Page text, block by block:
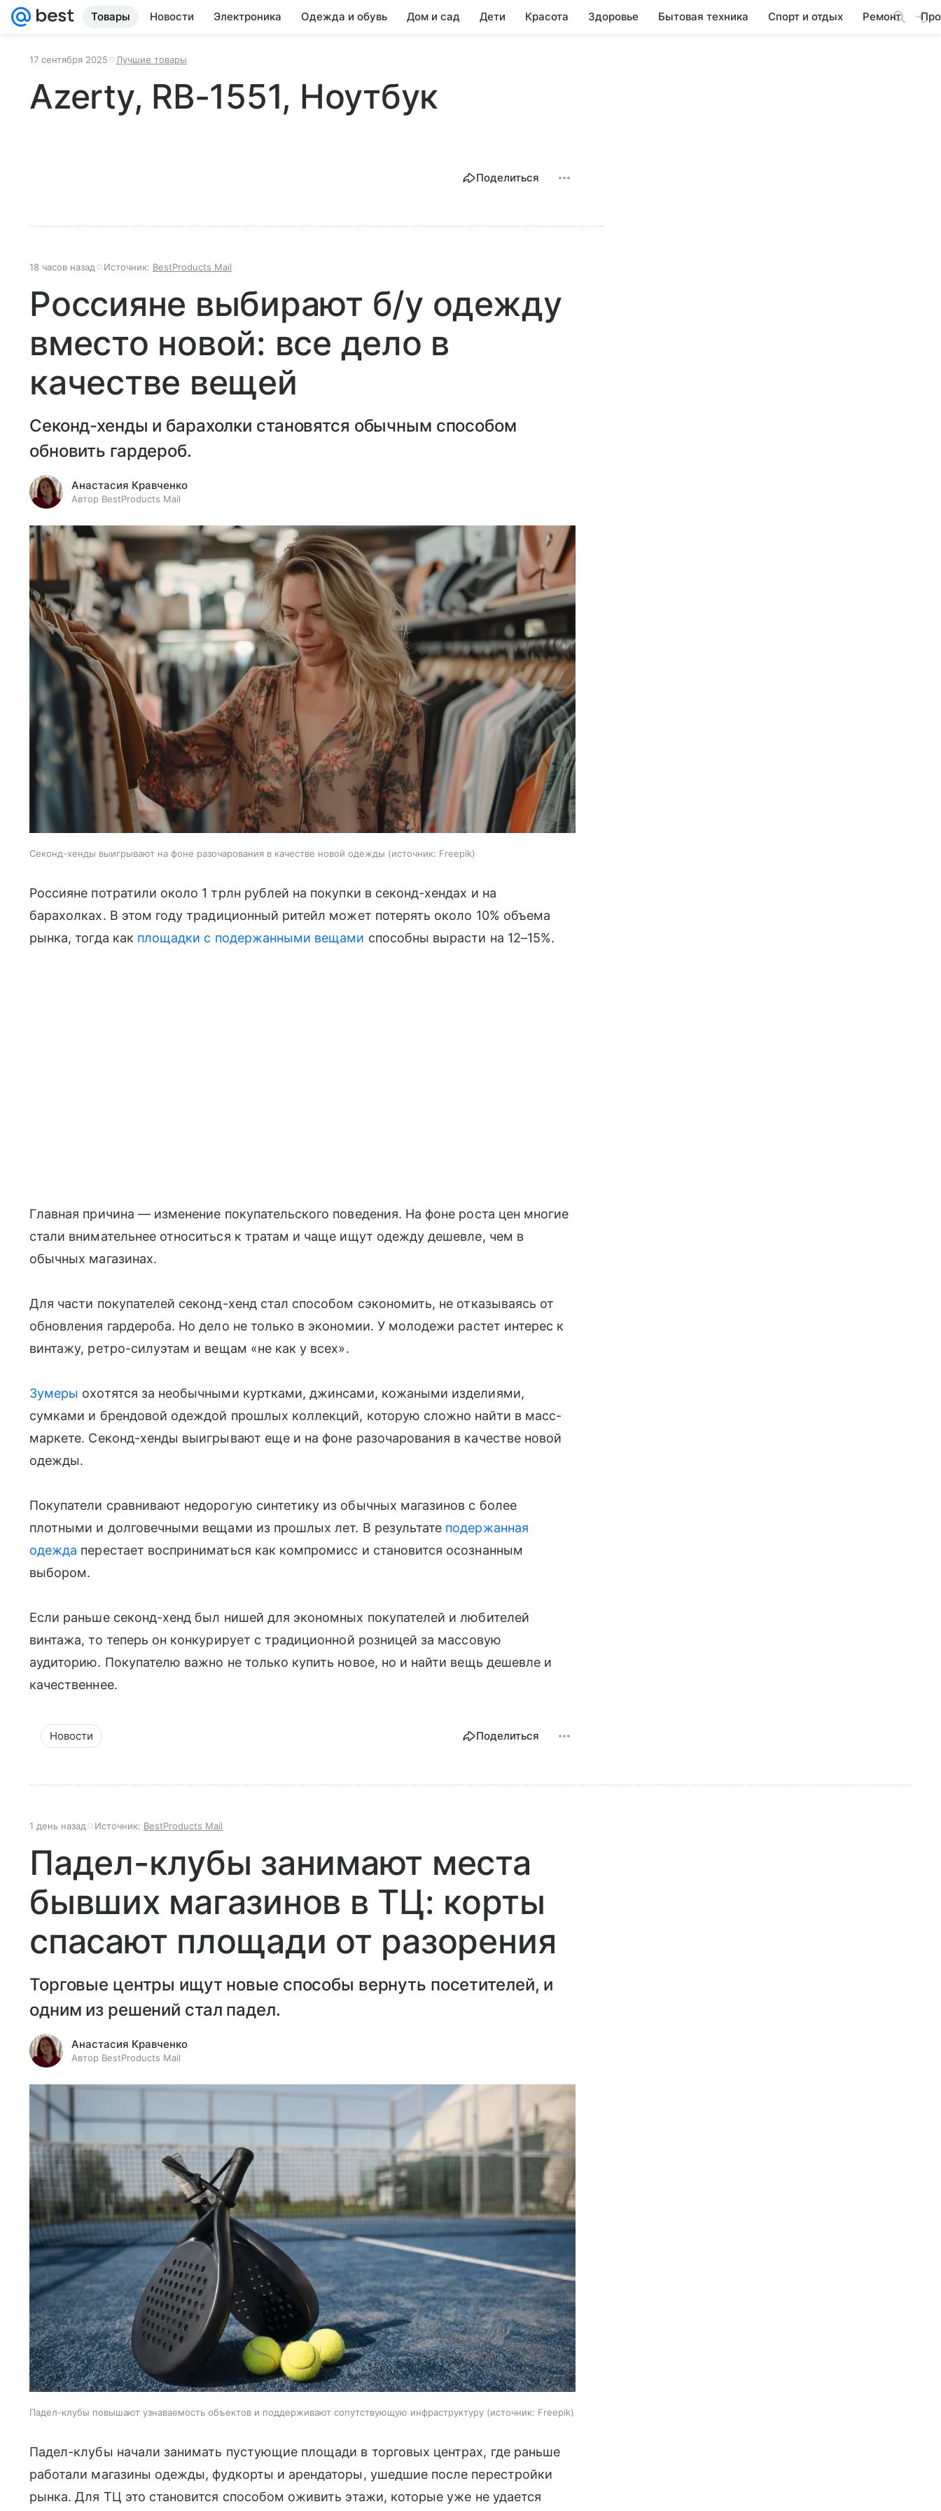
Товары Новости Электроника Одежда и обувь Дом и сад Дети Красота Здоровье Бытовая техника Спорт и отдых Ремонт
17 сентября 2025 Лучшие товары
Azerty, RB-1551, Ноутбук
Поделиться
18 часов назад Источник: BestProducts Mail
Россияне выбирают б/у одежду
вместо новой: все дело в
качестве вещей
Секонд-хенды и барахолки становятся обычным способом
обновить гардероб.
Анастасия Кравченко
Автор BestProducts Mail
Секонд-хенды выигрывают на фоне разочарования в качестве новой одежды источник: Freepik
Россияне потратили около 1 трлн рублей на покупки в секонд-хендах и на
барахолках. В этом году традиционный ритейл может потерять около 10% объема
рынка, тогда как площадки с подержанными вещами способны вырасти на 12–15%.
Главная причина — изменение покупательского поведения. На фоне роста цен многие
стали внимательнее относиться к тратам и чаще ищут одежду дешевле, чем в
обычных магазинах.
Для части покупателей секонд-хенд стал способом сэкономить, не отказываясь от
обновления гардероба. Но дело не только в экономии. У молодежи растет интерес к
винтажу, ретро-силуэтам и вещам «не как у всех».
Зумеры охотятся за необычными куртками, джинсами, кожаными изделиями,
сумками и брендовой одеждой прошлых коллекций, которую сложно найти в масс-
маркете. Секонд-хенды выигрывают еще и на фоне разочарования в качестве новой
одежды.
Покупатели сравнивают недорогую синтетику из обычных магазинов с более
плотными и долговечными вещами из прошлых лет. В результате подержанная
одежда перестает восприниматься как компромисс и становится осознанным
выбором.
Если раньше секонд-хенд был нишей для экономных покупателей и любителей
винтажа, то теперь он конкурирует с традиционной розницей за массовую
аудиторию. Покупателю важно не только купить новое, но и найти вещь дешевле и
качественнее.
Новости Поделиться
1 день назад Источник: BestProducts Mail
Падел-клубы занимают места
бывших магазинов в ТЦ: корты
спасают площади от разорения
Торговые центры ищут новые способы вернуть посетителей, и
одним из решений стал падел.
Анастасия Кравченко
Автор BestProducts Mail
Падел-клубы повышают узнаваемость объектов и поддерживают сопутствующую инфраструктуру источник: Freepik
Падел-клубы начали занимать пустующие площади в торговых центрах, где раньше
работали магазины одежды, фудкорты и арендаторы, ушедшие после перестройки
рынка. Для ТЦ это становится способом оживить этажи, которые уже не удается